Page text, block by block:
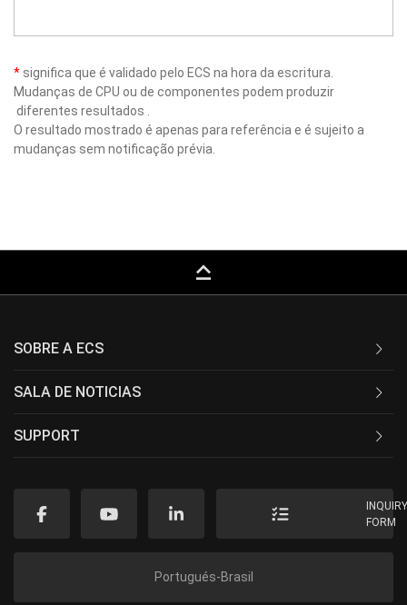
* significa que é validado pelo ECS na hora da escritura.
Mudanças de CPU ou de componentes podem produzir
diferentes resultados .
O resultado mostrado é apenas para referência e é sujeito a
mudanças sem notificação prévia.
keyboard_capslock
SOBRE A ECS
SALA DE NOTICIAS
SUPPORT
FORM
Portugués-Brasil